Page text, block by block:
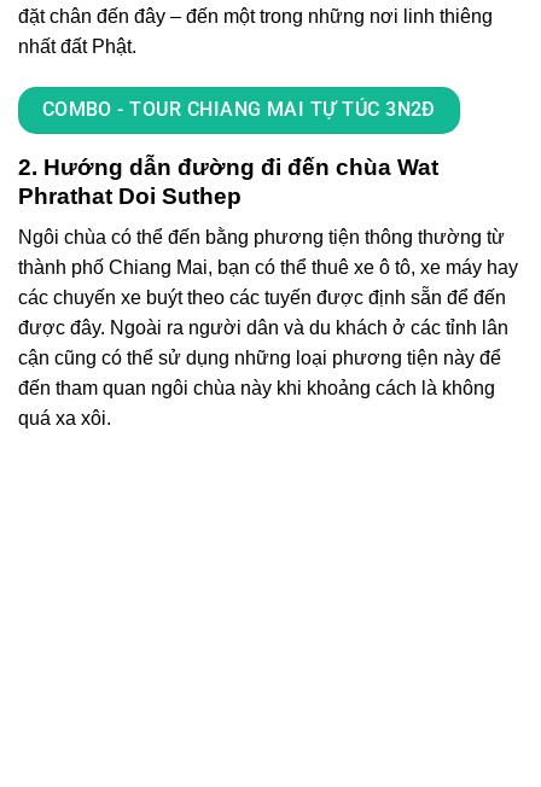
đặt chân đến đây – đến một trong những nơi linh thiêng
nhất đất Phật.
COMBO - TOUR CHIANG MAI TỰ TÚC 3N2Đ
2. Hướng dẫn đường đi đến chùa Wat
Phrathat Doi Suthep
Ngôi chùa có thể đến bằng phương tiện thông thường từ
thành phố Chiang Mai, bạn có thể thuê xe ô tô, xe máy hay
các chuyến xe buýt theo các tuyến được định sẵn để đến
được đây. Ngoài ra người dân và du khách ở các tỉnh lân
cận cũng có thể sử dụng những loại phương tiện này để
đến tham quan ngôi chùa này khi khoảng cách là không
quá xa xôi.